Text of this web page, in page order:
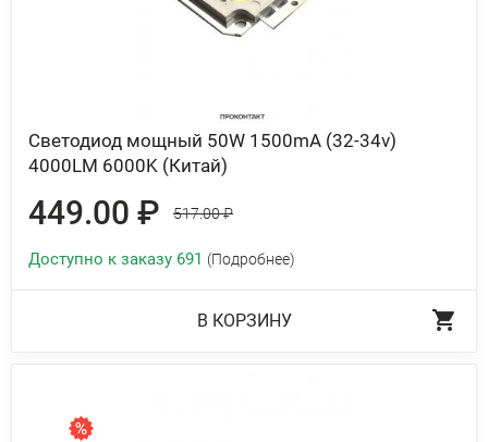
Светодиод мощный 50W 1500mA (32-34v)
4000LM 6000K (Китай)
449.00 ₽ 517.00 ₽
Доступно к заказу 691 (Подробнее)
В КОРЗИНУ